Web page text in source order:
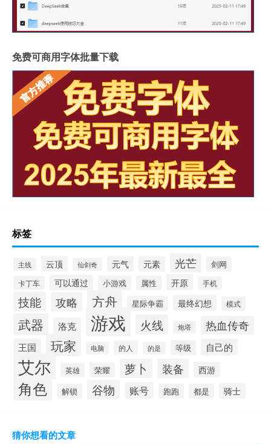
免费可商用字体批量下载
标签
主线 云顶 仙剑奇 元气 元素 光芒 剑网
卡丁车 可以通过 小游戏 属性 开原 手机
技能 攻略 方舟 星际争霸 最终幻想 模式
武器 洛克 游戏 火线 炮塔 热血传奇
王国 玩家 电脑 的人 的是 等级 自己的
艾尔 英雄 荣耀 萝卜 装备 西游
角色 解锁 谷物 账号 跑跑 都是 骑士
猜你想看的文章